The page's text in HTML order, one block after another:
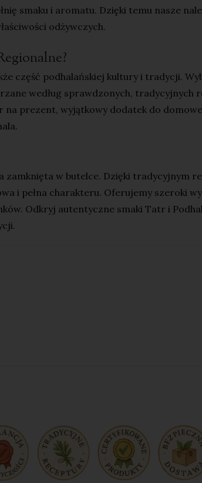
smaku i aromatu. Dzięki temu nasze
odżywczych.
część podhalańskiej kultury i tradycji.
według sprawdzonych, tradycyjnych
na prezent, wyjątkowy dodatek do
zamknięta w butelce. Dzięki tradycyjnym
i pełna charakteru. Oferujemy szeroki
Odkryj autentyczne smaki Tatr i